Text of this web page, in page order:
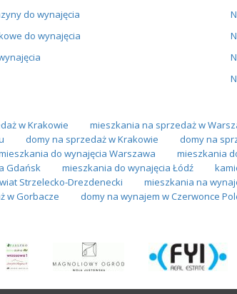
do wynajęcia
do wynajęcia
w Krakowie mieszkania na sprzedaż w
domy na sprzedaż w Krakowie domy na
do wynajęcia Warszawa mieszkania
Gdańsk mieszkania do wynajęcia Łódź
Strzelecko-Drezdenecki mieszkania na
w Gorbacze domy na wynajem w Czerwonce